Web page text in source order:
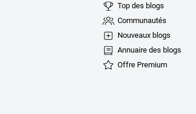
Top des blogs
Communautés
Nouveaux blogs
Annuaire des blogs
Offre Premium